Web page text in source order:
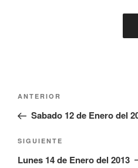
Navegación
entradas
Entrada
anterior:
ANTERIOR
Sabado 12 de Enero del
Siguiente
entrada
SIGUIENTE
Lunes 14 de Enero del 2013